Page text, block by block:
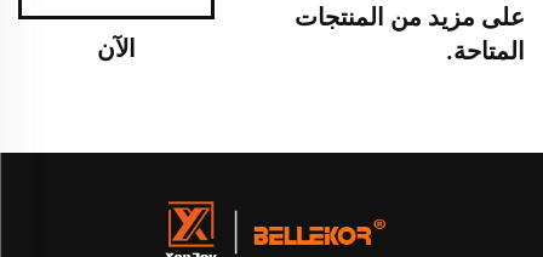
على مزيد من المنتجات
المتاحة.
الآن